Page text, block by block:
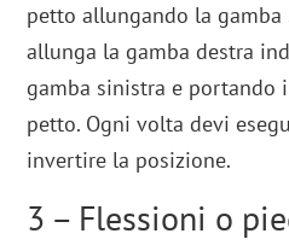
petto allungando la
allunga la gamba destra
gamba sinistra e portando
petto. Ogni volta devi
invertire la posizione.
3 – Flessioni o